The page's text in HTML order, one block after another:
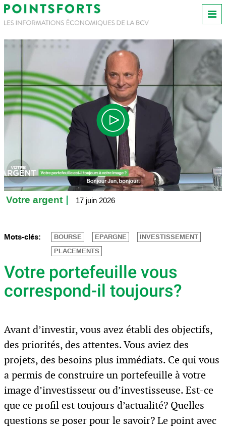
Votre argent 17 juin 2026
Mots-clés: BOURSE EPARGNE
INVESTISSEMENT
PLACEMENTS
Votre portefeuille vous
correspond-il toujours?
Avant d’investir, vous avez établi des objectifs,
des priorités, des attentes. Vous aviez des
projets, des besoins plus immédiats. Ce qui vous
a permis de construire un portefeuille à votre
image d’investisseur ou d’investisseuse. Est-ce
que ce profil est toujours d’actualité? Quelles
questions se poser pour le savoir? Le point avec